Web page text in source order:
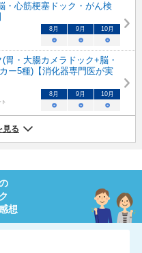
・心筋梗塞ドック・がん検
8月 9月 10月
○ ○ ○
・大腸カメラドック+脳・
ー5種)【消化器専門医が実
ト
8月 9月 10月
○ ○ ○
見る
想